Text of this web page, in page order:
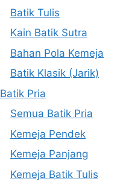
Batik Tulis
Kain Batik Sutra
Bahan Pola Kemeja
Batik Klasik (Jarik)
Batik Pria
Semua Batik Pria
Kemeja Pendek
Kemeja Panjang
Kemeja Batik Tulis